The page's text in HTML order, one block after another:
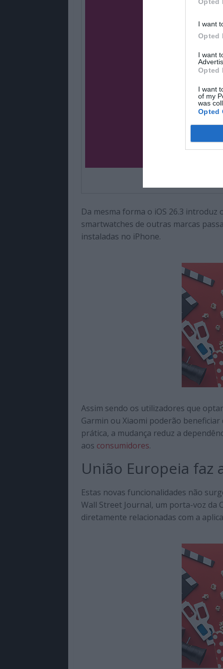
I want
Opted
I want
Opted
I want
of my
was
Opted
Da mesma forma o iOS 26.3
smartwatches de outras marcas
instaladas no iPhone.
Assim sendo os utilizadores que
Garmin ou Xiaomi poderão
prática, a mudança reduz a
aos consumidores.
União Europeia faz
Estas novas funcionalidades não
Wall Street Journal, um porta-voz da
diretamente relacionadas com a